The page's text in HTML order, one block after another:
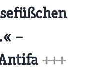
–
+++